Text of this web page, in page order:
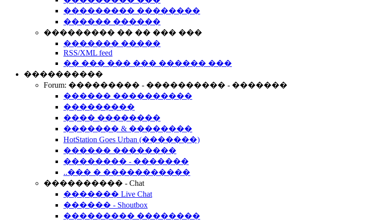
��������� ��������
������ ������
��������� �� �� ��� ���
������� �����
RSS/XML feed
�� ��� ��� ��� ������ ���
����������
Forum: ��������� - ���������� - �������
������ ����������
���������
���� ��������
������� & ��������
HotStation Goes Urban (�������)
������ ��������
�������� - �������
..��� � �����������
���������� - Chat
������� Live Chat
������ - Shoutbox
��������� ��������